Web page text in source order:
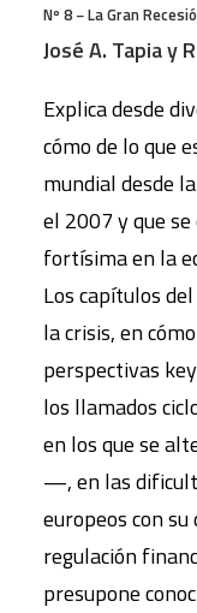
Nº 8 − La Gran
José A. Tapia y
Explica desde
cómo de lo que
mundial desde
el 2007 y que
fortísima en la
Los capítulos
la crisis, en
perspectivas
los llamados
en los que se
—, en las
europeos con
regulación
presupone